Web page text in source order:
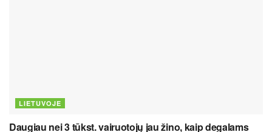
LIETUVOJE
Daugiau nei 3 tūkst. vairuotojų jau žino, kaip degalams